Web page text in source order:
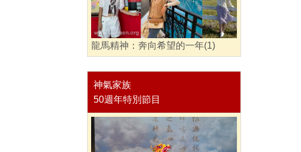
龍馬精神：奔向希望的一年(1)
神氣家族
50週年特別節目